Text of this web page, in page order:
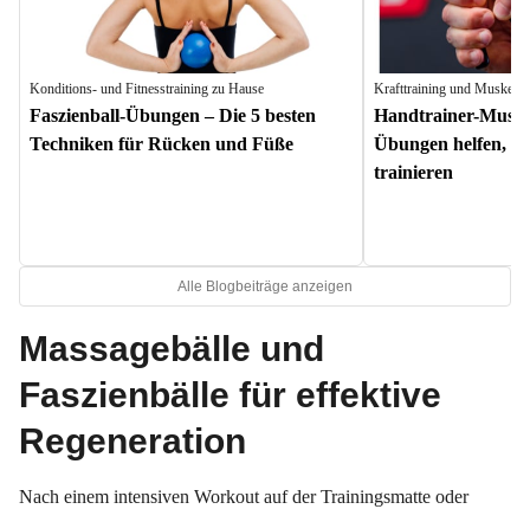
Konditions- und Fitnesstraining zu Hause
Faszienball-Übungen – Die 5 besten
Techniken für Rücken und Füße
Krafttraining und
Handtrainer-
Übungen helfen,
trainieren
Alle Blogbeiträge anzeigen
Massagebälle und
Faszienbälle für effektive
Regeneration
Nach einem intensiven Workout auf der Trainingsmatte oder